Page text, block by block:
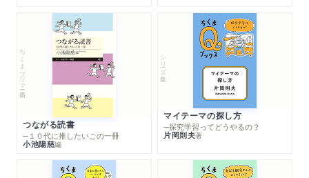
ちくまプリマー新書
つながる読書
─１０代に推したいこの一冊
小池陽慈編
シリーズ・全集
マイテーマの探し方
─探究学習ってどうやるの？
片岡則夫著